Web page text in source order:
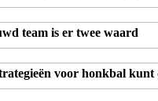
team is er twee waard
voor honkbal kunt